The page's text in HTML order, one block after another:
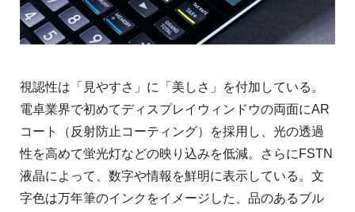
視認性は「見やすさ」に「美しさ」を付加している。
電卓業界で初めてディスプレイウィンドウの両面にAR
コート（反射防止コーティング）を採用し、光の透過
性を高めて蛍光灯などの映り込みを低減。さらにFSTN
液晶によって、数字や情報を鮮明に表示している。文
字色は万年筆のインクをイメージした、品のあるブル